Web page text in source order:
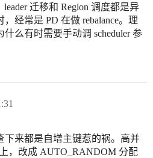
迁移和 Region 调度都是异
经常是 PD 在做 rebalance。理
么有时需要手动调 scheduler 参
下来都是自增主键惹的祸。高并
，改成 AUTO_RANDOM 分配